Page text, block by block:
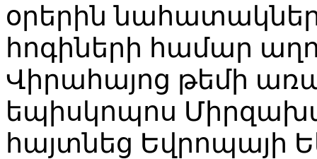
օրերին
հոգիների համար
Վիրահայոց թեմի
եպիսկոպոս
հայտնեց Եվրոպայի